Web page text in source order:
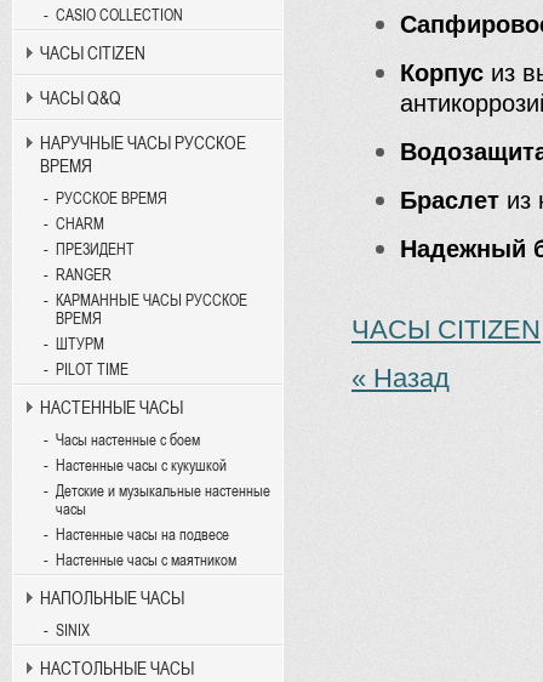
Корпус из
Браслет из
Надежный
ЧАСЫ CITIZEN
« Назад
CASIO COLLECTION
ЧАСЫ CITIZEN
ЧАСЫ Q&Q
НАРУЧНЫЕ ЧАСЫ РУССКОЕ
ВРЕМЯ
РУССКОЕ ВРЕМЯ
CHARM
ПРЕЗИДЕНТ
RANGER
КАРМАННЫЕ ЧАСЫ РУССКОЕ
ВРЕМЯ
ШТУРМ
PILOT TIME
НАСТЕННЫЕ ЧАСЫ
Часы настенные с боем
Настенные часы с кукушкой
Детские и музыкальные настенные
часы
Настенные часы на подвесе
Настенные часы с маятником
НАПОЛЬНЫЕ ЧАСЫ
SINIX
НАСТОЛЬНЫЕ ЧАСЫ